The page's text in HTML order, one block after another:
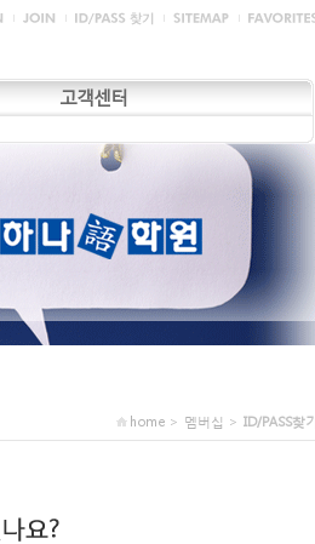
고객센터
home > 멤버십 > ID/PASS찾기